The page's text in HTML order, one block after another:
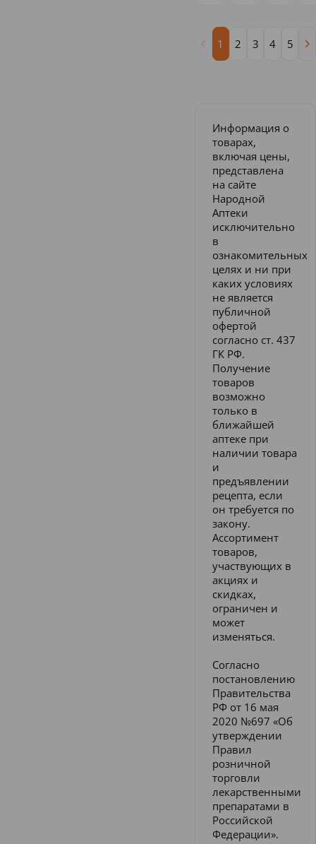
1 2 3 4 5
Информация о
товарах,
включая цены,
представлена
на сайте
Народной
Аптеки
исключительно
в
ознакомительных
целях и ни при
каких условиях
не является
публичной
офертой
согласно ст. 437
ГК РФ.
Получение
товаров
возможно
только в
ближайшей
аптеке при
наличии товара
и
предъявлении
рецепта, если
он требуется по
закону.
Ассортимент
товаров,
участвующих в
акциях и
скидках,
ограничен и
может
изменяться.
Согласно
постановлению
Правительства
РФ от 16 мая
2020 №697 «Об
утверждении
Правил
розничной
торговли
лекарственными
препаратами в
Российской
Федерации».